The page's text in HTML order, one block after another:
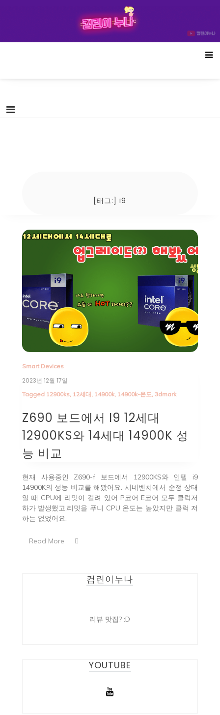
[태그:]i9
Smart Devices
2023년 12월 17일
Tagged 12900ks, 12세대, 14900k, 14900k-온도, 3dmark
Z690 보드에서 I9 12세대
12900KS와 14세대 14900K 성
능 비교
현재 사용중인 Z690-f 보드에서 12900KS와 인텔 i9
14900K의 성능 비교를 해봤어요. 시네벤치에서 순정 상태
일 때 CPU에 리밋이 걸려 있어 P코어 E코어 모두 클럭저
하가 발생했고,리밋을 푸니 CPU 온도는 높았지만 클럭 저
하는 없었어요.
Read More
컴린이누나
리뷰 맛집? :D
YOUTUBE